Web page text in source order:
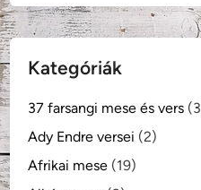
Kategóriák
37 farsangi mese és vers
Ady Endre versei (2)
Afrikai mese (19)